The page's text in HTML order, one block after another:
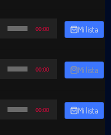
00:00 Mi lista
00:00 Mi lista
00:00 Mi lista